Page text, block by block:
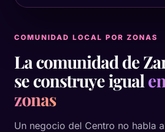
COMUNIDAD LOCAL POR ZONAS
La comunidad de
se construye igual
zonas
Un negocio del Centro no habla